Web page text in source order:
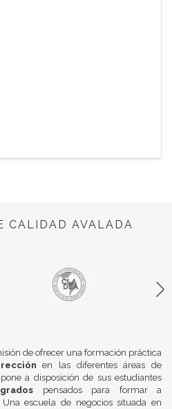
CALIDAD AVALADA
de ofrecer una formación práctica
en las diferentes áreas de
a disposición de sus estudiantes
pensados para formar a
escuela de negocios situada en